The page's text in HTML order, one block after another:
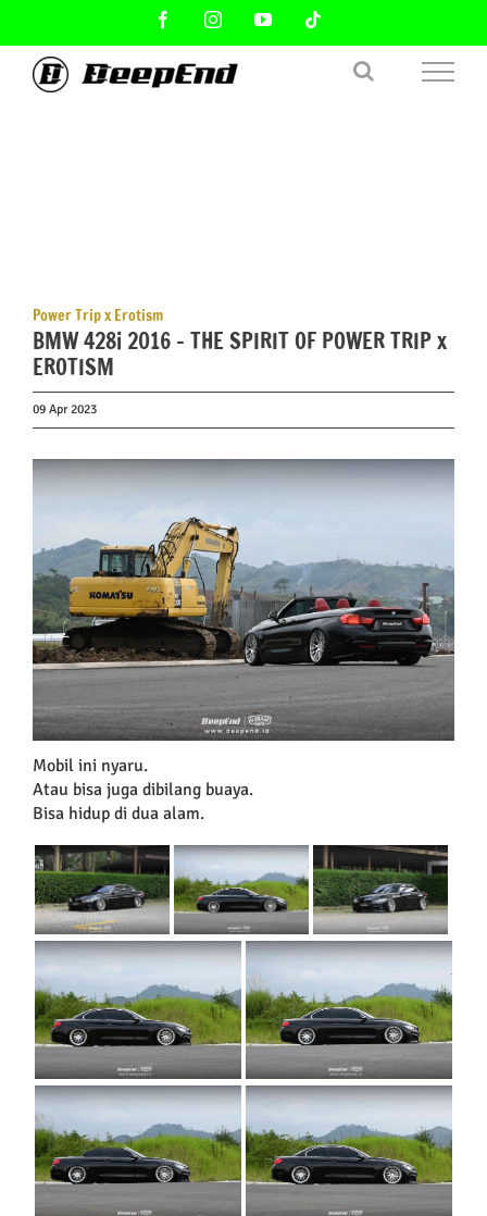
content
FacebookInstagramYouTube
Power Trip x Erotism
BMW 428i 2016 – THE SPIRIT OF POWER TRIP x
EROTISM
09 Apr 2023
View
Mobil ini nyaru.
Atau bisa juga dibilang buaya.
Bisa hidup di dua alam.